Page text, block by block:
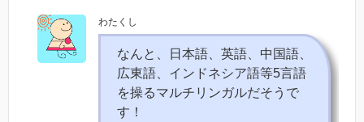
わたくし
なんと、日本語、英語、中国語、
広東語、インドネシア語等5言語
を操るマルチリンガルだそうで
す！